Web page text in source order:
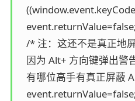
event.returnValue=false;
/* 注：这还不是真正地
因为 Alt+ 方向键弹出
有哪位高手有真正屏蔽
event.returnValue=false;